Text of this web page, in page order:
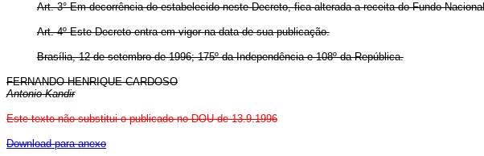
Art. 3° Em decorrência do estabelecido neste Decreto, fica alterada a receita do Fundo
Art. 4º Este Decreto entra em vigor na data de sua publicação.
Brasília, 12 de setembro de 1996; 175º da Independência e 108º da República.
FERNANDO HENRIQUE CARDOSO
Antonio Kandir
Este texto não substitui o publicado no DOU de 13.9.1996
Download para anexo